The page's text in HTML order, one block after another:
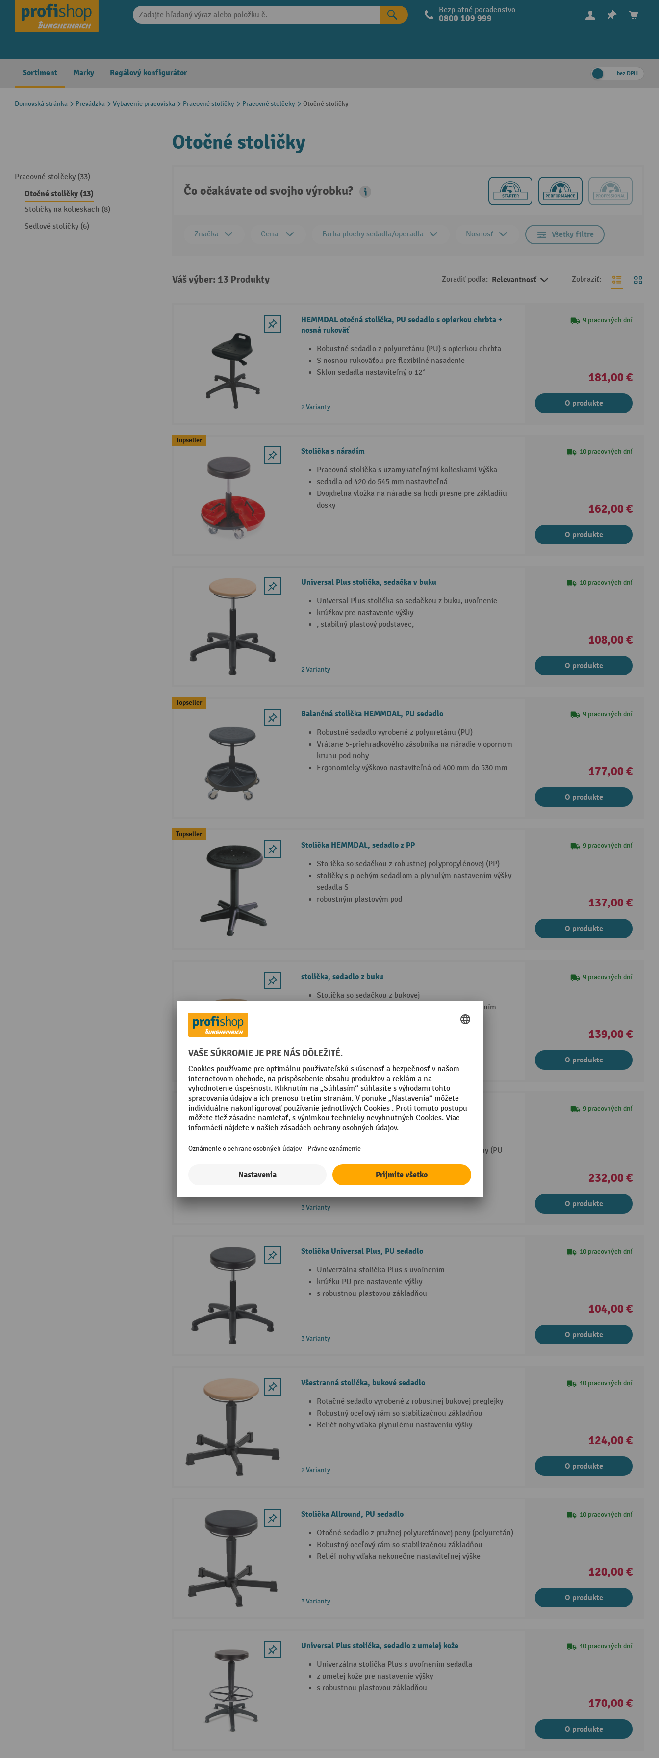
Skip to main navigation Bezplatné poradenstvo
0800 109 999
Sortiment Marky Regálový konfigurátor bez DPH
Domovská stránka Prevádzka Vybavenie pracoviska Pracovné stoličky Pracovné stolčeky Otočné stoličky
Pracovné stolčeky (33)
Otočné stoličky (13)
Stoličky na kolieskach (8)
Sedlové stoličky (6)
Otočné stoličky
Čo očakávate od svojho výrobku?
Značka Cena Farba plochy sedadla/operadla Nosnosť Všetky filtre
Váš výber: 13 Produkty Zoradiť podľa: Relevantnosť Zobraziť:
HEMMDAL otočná stolička, PU sedadlo s opierkou chrbta +
nosná rukoväť
Robustné sedadlo z polyuretánu (PU) s opierkou chrbta
S nosnou rukoväťou pre flexibilné nasadenie
Sklon sedadla nastaviteľný o 12°
2 Varianty
9 pracovných dní
181,00 €
O produkte
Topseller
Stolička s náradím
Pracovná stolička s uzamykateľnými kolieskami Výška
sedadla od 420 do 545 mm nastaviteľná
Dvojdielna vložka na náradie sa hodí presne pre základňu
dosky
10 pracovných dní
162,00 €
O produkte
Universal Plus stolička, sedačka v buku
Universal Plus stolička so sedačkou z buku, uvoľnenie
krúžkov pre nastavenie výšky
, stabilný plastový podstavec,
2 Varianty
10 pracovných dní
108,00 €
O produkte
Topseller
Balančná stolička HEMMDAL, PU sedadlo
Robustné sedadlo vyrobené z polyuretánu (PU)
Vrátane 5-priehradkového zásobníka na náradie v opornom
kruhu pod nohy
Ergonomicky výškovo nastaviteľná od 400 mm do 530 mm
9 pracovných dní
177,00 €
O produkte
Topseller
Stolička HEMMDAL, sedadlo z PP
Stolička so sedačkou z robustnej polypropylénovej (PP)
stoličky s plochým sedadlom a plynulým nastavením výšky
sedadla S
robustným plastovým pod
9 pracovných dní
137,00 €
O produkte
stolička, sedadlo z buku
Stolička so sedačkou z bukovej
preglejky s plochým sedadlom a plynulým nastavením
9 pracovných dní
139,00 €
O produkte
HEMMDAL stolička, PU sedadlo
Základná stolička k dispozícii s kolieskami alebo
Sedadlo vyrobené z polyuretánovej integrálnej peny (PU
Výškovo nastaviteľné cez plynovú pružinu, ktorá
kompenzuje hmotnosť súčasne
3 Varianty
9 pracovných dní
232,00 €
O produkte
Stolička Universal Plus, PU sedadlo
Univerzálna stolička Plus s uvoľnením
krúžku PU pre nastavenie výšky
s robustnou plastovou základňou
3 Varianty
10 pracovných dní
104,00 €
O produkte
Všestranná stolička, bukové sedadlo
Rotačné sedadlo vyrobené z robustnej bukovej preglejky
Robustný oceľový rám so stabilizačnou základňou
Reliéf nohy vďaka plynulému nastaveniu výšky
2 Varianty
10 pracovných dní
124,00 €
O produkte
Stolička Allround, PU sedadlo
Otočné sedadlo z pružnej polyuretánovej peny (polyuretán)
Robustný oceľový rám so stabilizačnou základňou
Reliéf nohy vďaka nekonečne nastaviteľnej výške
3 Varianty
10 pracovných dní
120,00 €
O produkte
Universal Plus stolička, sedadlo z umelej kože
Univerzálna stolička Plus s uvoľnením sedadla
z umelej kože pre nastavenie výšky
s robustnou plastovou základňou
10 pracovných dní
170,00 €
O produkte